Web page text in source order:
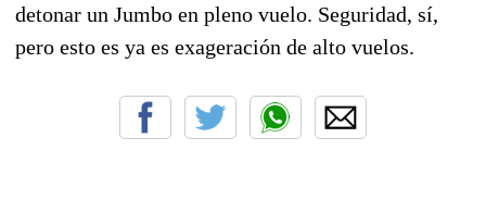
detonar un Jumbo en pleno vuelo. Seguridad, sí,
pero esto es ya es exageración de alto vuelos.